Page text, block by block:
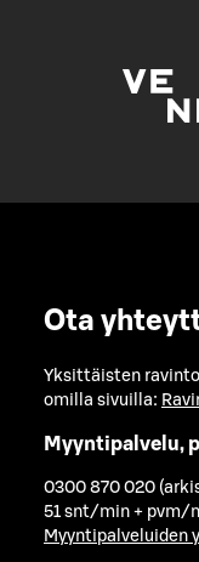
Ota
Yksittäisten
omilla sivuilla:
Myyntipalvelu,
0300 870 020
51 snt/min + pvm/
Myyntipalveluiden